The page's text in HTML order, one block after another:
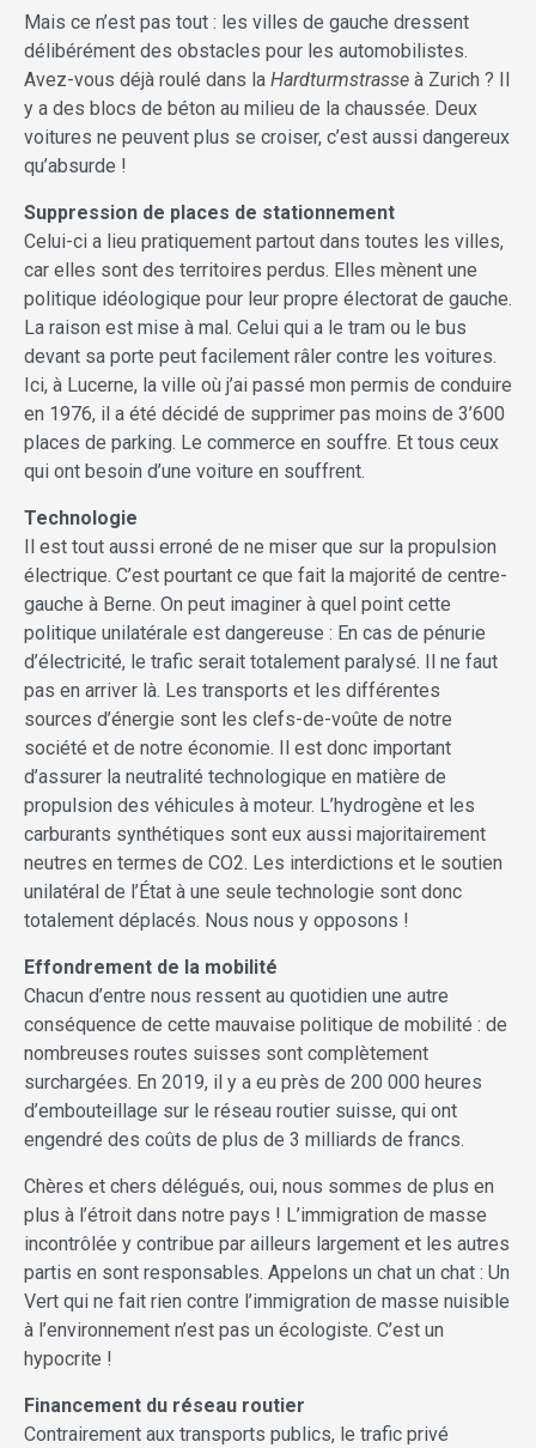
Mais ce n’est pas tout : les villes de gauche dressent
délibérément des obstacles pour les automobilistes.
Avez-vous déjà roulé dans la Hardturmstrasse à Zurich ? Il
y a des blocs de béton au milieu de la chaussée. Deux
voitures ne peuvent plus se croiser, c’est aussi dangereux
qu’absurde !
Suppression de places de stationnement
Celui-ci a lieu pratiquement partout dans toutes les villes,
car elles sont des territoires perdus. Elles mènent une
politique idéologique pour leur propre électorat de gauche.
La raison est mise à mal. Celui qui a le tram ou le bus
devant sa porte peut facilement râler contre les voitures.
Ici, à Lucerne, la ville où j’ai passé mon permis de conduire
en 1976, il a été décidé de supprimer pas moins de 3’600
places de parking. Le commerce en souffre. Et tous ceux
qui ont besoin d’une voiture en souffrent.
Technologie
Il est tout aussi erroné de ne miser que sur la propulsion
électrique. C’est pourtant ce que fait la majorité de centre-
gauche à Berne. On peut imaginer à quel point cette
politique unilatérale est dangereuse : En cas de pénurie
d’électricité, le trafic serait totalement paralysé. Il ne faut
pas en arriver là. Les transports et les différentes
sources d’énergie sont les clefs-de-voûte de notre
société et de notre économie. Il est donc important
d’assurer la neutralité technologique en matière de
propulsion des véhicules à moteur. L’hydrogène et les
carburants synthétiques sont eux aussi majoritairement
neutres en termes de CO2. Les interdictions et le soutien
unilatéral de l’État à une seule technologie sont donc
totalement déplacés. Nous nous y opposons !
Effondrement de la mobilité
Chacun d’entre nous ressent au quotidien une autre
conséquence de cette mauvaise politique de mobilité : de
nombreuses routes suisses sont complètement
surchargées. En 2019, il y a eu près de 200 000 heures
d’embouteillage sur le réseau routier suisse, qui ont
engendré des coûts de plus de 3 milliards de francs.
Chères et chers délégués, oui, nous sommes de plus en
plus à l’étroit dans notre pays ! L’immigration de masse
incontrôlée y contribue par ailleurs largement et les autres
partis en sont responsables. Appelons un chat un chat : Un
Vert qui ne fait rien contre l’immigration de masse nuisible
à l’environnement n’est pas un écologiste. C’est un
hypocrite !
Financement du réseau routier
Contrairement aux transports publics, le trafic privé